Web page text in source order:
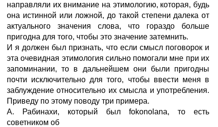
направляли их внимание на этимологию, которая, будь
она истинной или ложной, до такой степени далека от
актуального значения слова, что гораздо больше
пригодна для того, чтобы это значение затемнить.
И я должен был признать, что если смысл поговорок и
эта очевидная этимология сильно помогали мне при их
запоминании, то в дальнейшем они были пригодны
почти исключительно для того, чтобы ввести меня в
заблуждение относительно их смысла и употребления.
Приведу по этому поводу три примера.
A. Рабинахи, который был fokonolana, то есть
советником об